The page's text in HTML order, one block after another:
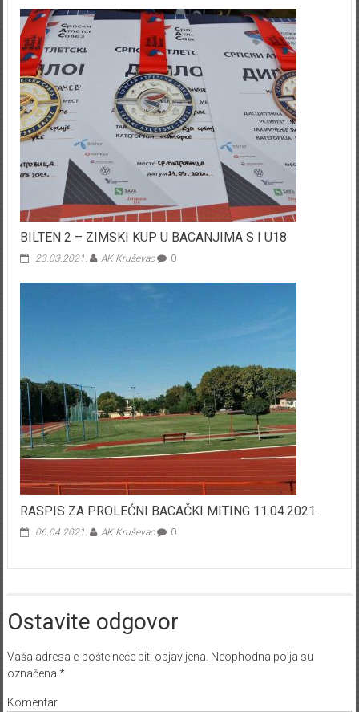
BILTEN 2 – ZIMSKI KUP U BACANJIMA S I U18
23.03.2021. AK Kruševac 0
RASPIS ZA PROLEĆNI BACAČKI MITING 11.04.2021.
06.04.2021. AK Kruševac 0
Ostavite odgovor
Vaša adresa e-pošte neće biti objavljena. Neophodna polja su
označena *
Komentar